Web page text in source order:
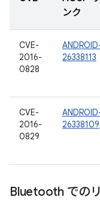
ンク
CVE-
2016-
0828
26338113
CVE-
2016-
0829
26338109
Bluetooth での